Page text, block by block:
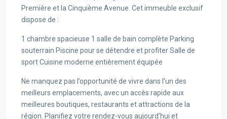
Première et la Cinquième Avenue. Cet immeuble exclusif
dispose de :
1 chambre spacieuse 1 salle de bain complète Parking
souterrain Piscine pour se détendre et profiter Salle de
sport Cuisine moderne entièrement équipée
Ne manquez pas l’opportunité de vivre dans l’un des
meilleurs emplacements, avec un accès rapide aux
meilleures boutiques, restaurants et attractions de la
région. Planifiez votre rendez-vous aujourd’hui et